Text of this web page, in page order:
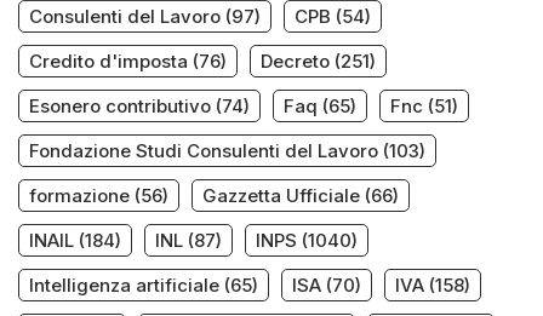
Consulenti del Lavoro (97) CPB (54)
Credito d'imposta (76) Decreto (251)
Esonero contributivo (74) Faq (65) Fnc (51)
Fondazione Studi Consulenti del Lavoro (103)
formazione (56) Gazzetta Ufficiale (66)
INAIL (184) INL (87) INPS (1040)
Intelligenza artificiale (65) ISA (70) IVA (158)